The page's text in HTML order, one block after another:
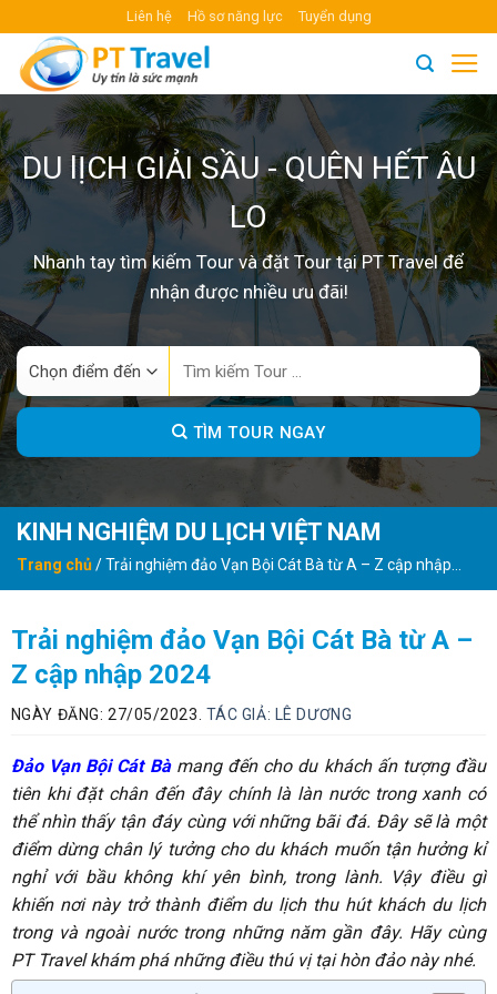
content
Liên hệ Hồ sơ năng lực Tuyển dụng
DU lỊCH GIẢI SẦU - QUÊN HẾT ÂU
LO
Nhanh tay tìm kiếm Tour và đặt Tour tại PT Travel để
nhận được nhiều ưu đãi!
TÌM TOUR NGAY
KINH NGHIỆM DU LỊCH VIỆT NAM
Trang chủ/Trải nghiệm đảo Vạn Bội Cát Bà từ A – Z cập nhập
2024
Trải nghiệm đảo Vạn Bội Cát Bà từ A –
Z cập nhập 2024
NGÀY ĐĂNG: 27/05/2023. TÁC GIẢ: LÊ DƯƠNG
Đảo Vạn Bội Cát Bàmang đến cho du khách ấn tượng đầu
tiên khi đặt chân đến đây chính là làn nước trong xanh có
thể nhìn thấy tận đáy cùng với những bãi đá. Đây sẽ là một
điểm dừng chân lý tưởng cho du khách muốn tận hưởng kỉ
nghỉ với bầu không khí yên bình, trong lành. Vậy điều gì
khiến nơi này trở thành điểm du lịch thu hút khách du lịch
trong và ngoài nước trong những năm gần đây. Hãy cùng
PT Travel khám phá những điều thú vị tại hòn đảo này nhé.